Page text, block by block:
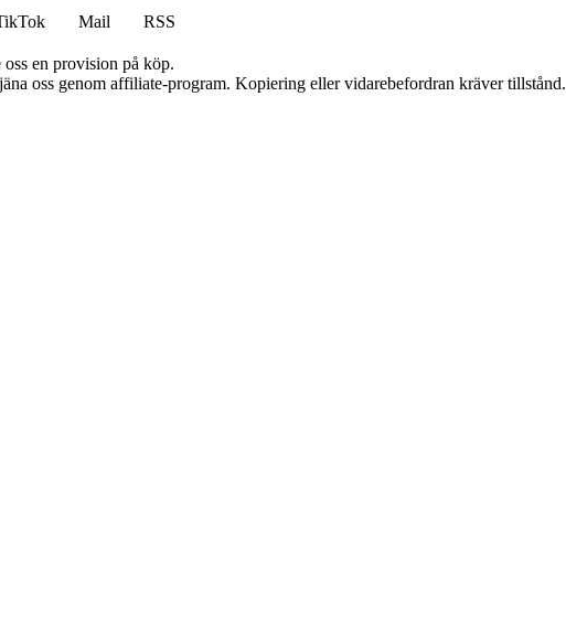
Mail
RSS
en provision på köp.
oss genom affiliate-program. Kopiering eller vidarebefordran kräver tillstånd.